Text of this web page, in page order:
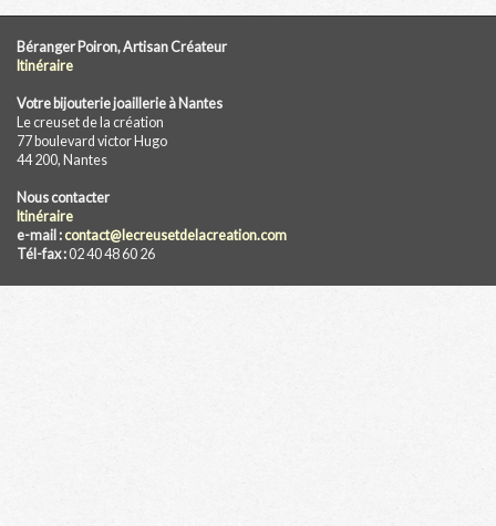
Béranger Poiron, Artisan Créateur
Itinéraire
Votre bijouterie joaillerie à Nantes
Le creuset de la création
77 boulevard victor Hugo
44 200, Nantes
Nous contacter
Itinéraire
e-mail : contact@lecreusetdelacreation.com
Tél-fax :02 40 48 60 26